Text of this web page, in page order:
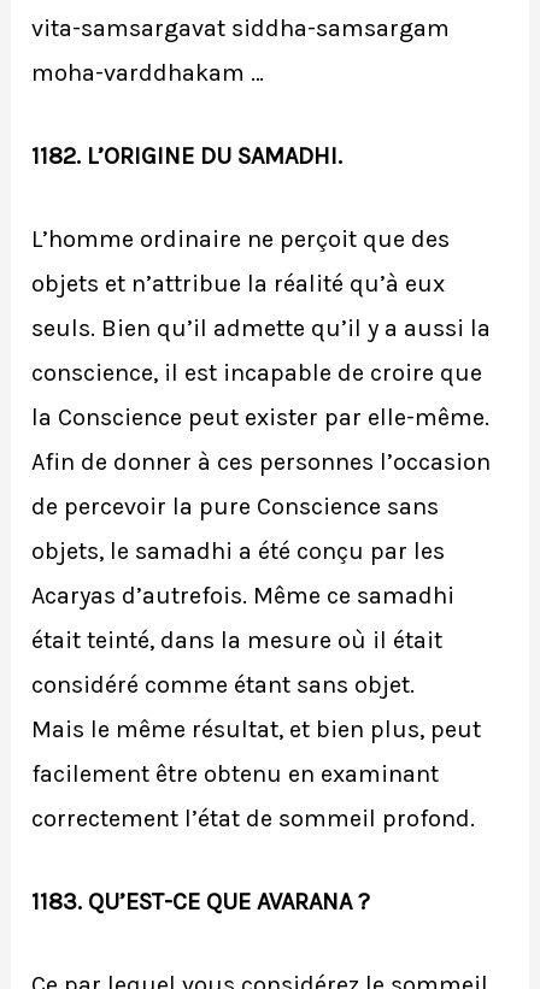
vita-samsargavat siddha-samsargam
moha-varddhakam …
1182. L’ORIGINE DU SAMADHI.
L’homme ordinaire ne perçoit que des
objets et n’attribue la réalité qu’à eux
seuls. Bien qu’il admette qu’il y a aussi la
conscience, il est incapable de croire que
la Conscience peut exister par elle-même.
Afin de donner à ces personnes l’occasion
de percevoir la pure Conscience sans
objets, le samadhi a été conçu par les
Acaryas d’autrefois. Même ce samadhi
était teinté, dans la mesure où il était
considéré comme étant sans objet.
Mais le même résultat, et bien plus, peut
facilement être obtenu en examinant
correctement l’état de sommeil profond.
1183. QU’EST-CE QUE AVARANA ?